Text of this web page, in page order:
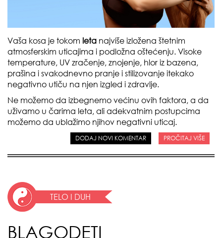
Vaša kosa je tokom leta najviše izložena štetnim
atmosferskim uticajima i podložna oštećenju. Visoke
temperature, UV zračenje, znojenje, hlor iz bazena,
prašina i svakodnevno pranje i stilizovanje itekako
negativno utiču na njen izgled i zdravlje.
Ne možemo da izbegnemo većinu ovih faktora, a da
uživamo u čarima leta, ali adekvatnim postupcima
možemo da ublažimo njihov negativni uticaj.
DODAJ NOVI KOMENTAR PROČITAJ VIŠE
TELO I DUH
BLAGODETI